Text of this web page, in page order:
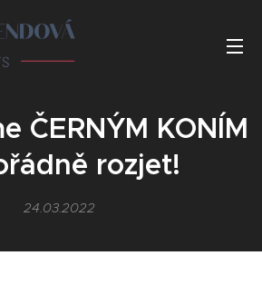
ČERNÝM KONÍM
rozjet!
24.03.2022